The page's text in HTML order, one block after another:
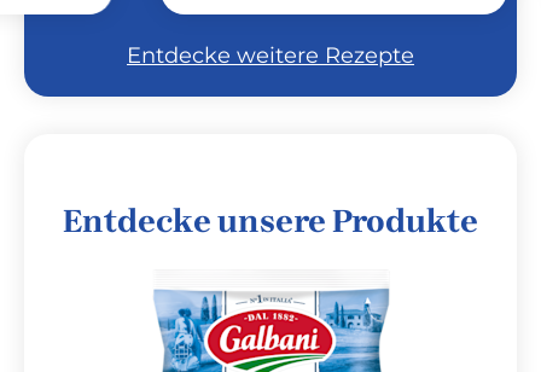
Entdecke weitere Rezepte
Entdecke unsere Produkte